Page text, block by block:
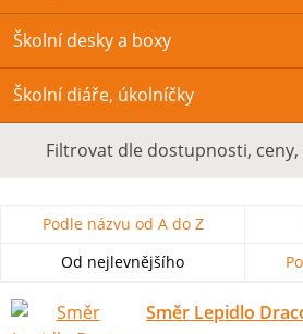
Školní desky a boxy
Školní diáře, úkolníčky
Filtrovat dle dostupnosti,
Podle názvu od A do Z
Od nejlevnějšího
Směr Lepidlo